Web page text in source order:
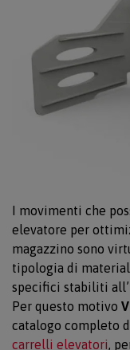
I movimenti che
elevatore per
magazzino sono
tipologia di
specifici stabiliti
Per questo motivo
catalogo completo
carrelli elevatori ,